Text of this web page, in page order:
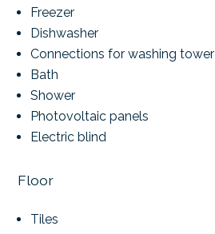
Freezer
Dishwasher
Connections for washing tower
Bath
Shower
Photovoltaic panels
Electric blind
Floor
Tiles